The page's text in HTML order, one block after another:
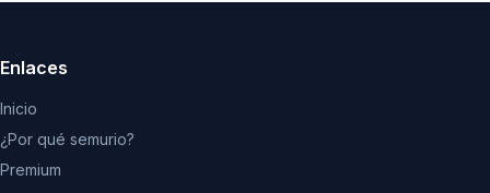
Enlaces
Inicio
¿Por qué semurio?
Premium